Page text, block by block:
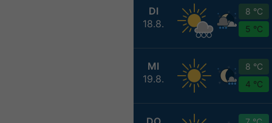
DI
18.8.
8 °C
5 °C
MI
19.8.
8 °C
4 °C